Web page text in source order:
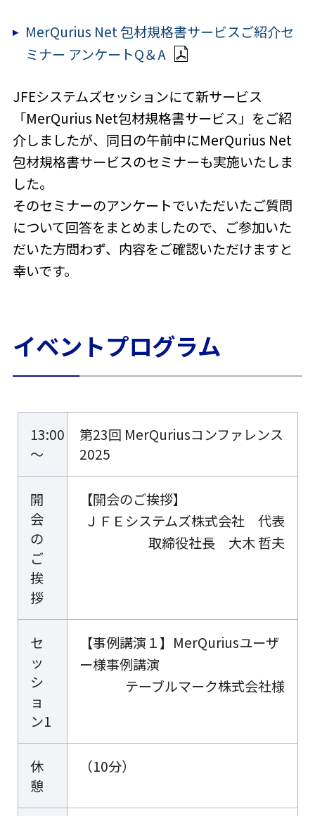
MerQurius Net 包材規格書サービスご紹介セ
ミナー アンケートQ＆A
JFEシステムズセッションにて新サービス
「MerQurius Net包材規格書サービス」をご紹
介しましたが、同日の午前中にMerQurius Net
包材規格書サービスのセミナーも実施いたしま
した。
そのセミナーのアンケートでいただいたご質問
について回答をまとめましたので、ご参加いた
だいた方問わず、内容をご確認いただけますと
幸いです。
イベントプログラム
13:00
～
第23回 MerQuriusコンファレンス
2025
開
会
の
ご
挨
拶
【開会のご挨拶】
ＪＦＥシステムズ株式会社 代表
取締役社長 大木 哲夫
セ
ッ
シ
ョ
ン1
【事例講演１】MerQuriusユーザ
ー様事例講演
テーブルマーク株式会社様
休
憩
（10分）